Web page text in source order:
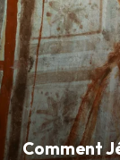
Comment